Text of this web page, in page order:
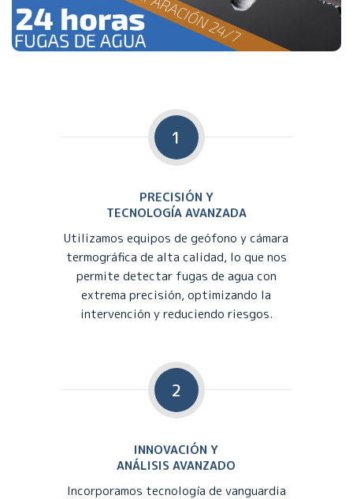
1
PRECISIÓN Y
TECNOLOGÍA AVANZADA
Utilizamos equipos de geófono y cámara
termográfica de alta calidad, lo que nos
permite detectar fugas de agua con
extrema precisión, optimizando la
intervención y reduciendo riesgos.
2
INNOVACIÓN Y
ANÁLISIS AVANZADO
Incorporamos tecnología de vanguardia